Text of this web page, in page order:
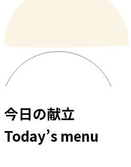
今日の献立
Today’s menu